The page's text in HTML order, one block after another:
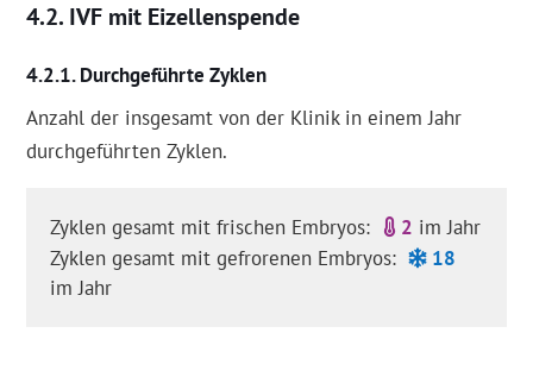
IVF mit Eizellenspende
Durchgeführte Zyklen
Anzahl der insgesamt von der Klinik in einem Jahr
durchgeführten Zyklen.
Zyklen gesamt mit frischen Embryos: 2 im Jahr
Zyklen gesamt mit gefrorenen Embryos:
18
im Jahr